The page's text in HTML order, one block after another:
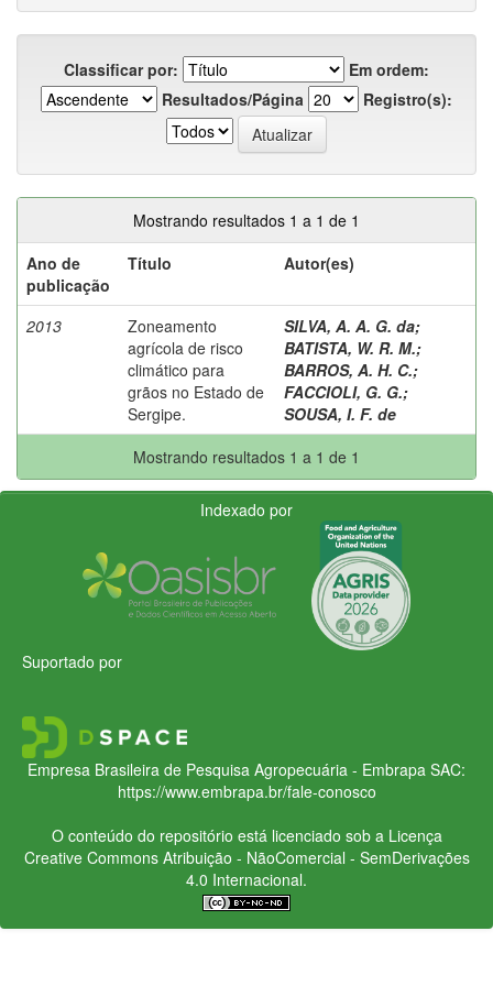
Classificar por:
Em ordem:
Resultados/Página
Registro(s):
Mostrando resultados 1 a 1 de 1
Ano de
publicação
Título Autor(es)
2013
Zoneamento
agrícola de risco
climático para
grãos no Estado de
Sergipe.
SILVA, A. A. G. da;
BATISTA, W. R. M.;
BARROS, A. H. C.;
FACCIOLI, G. G.;
SOUSA, I. F. de
Mostrando resultados 1 a 1 de 1
Indexado por
Suportado por
Empresa Brasileira de Pesquisa Agropecuária - Embrapa SAC:
https://www.embrapa.br/fale-conosco
O conteúdo do repositório está licenciado sob a Licença
Creative CommonsAtribuição - NãoComercial - SemDerivações
4.0 Internacional.